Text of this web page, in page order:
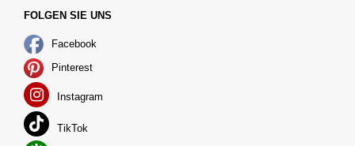
FOLGEN SIE UNS
Facebook
Pinterest
Instagram
TikTok